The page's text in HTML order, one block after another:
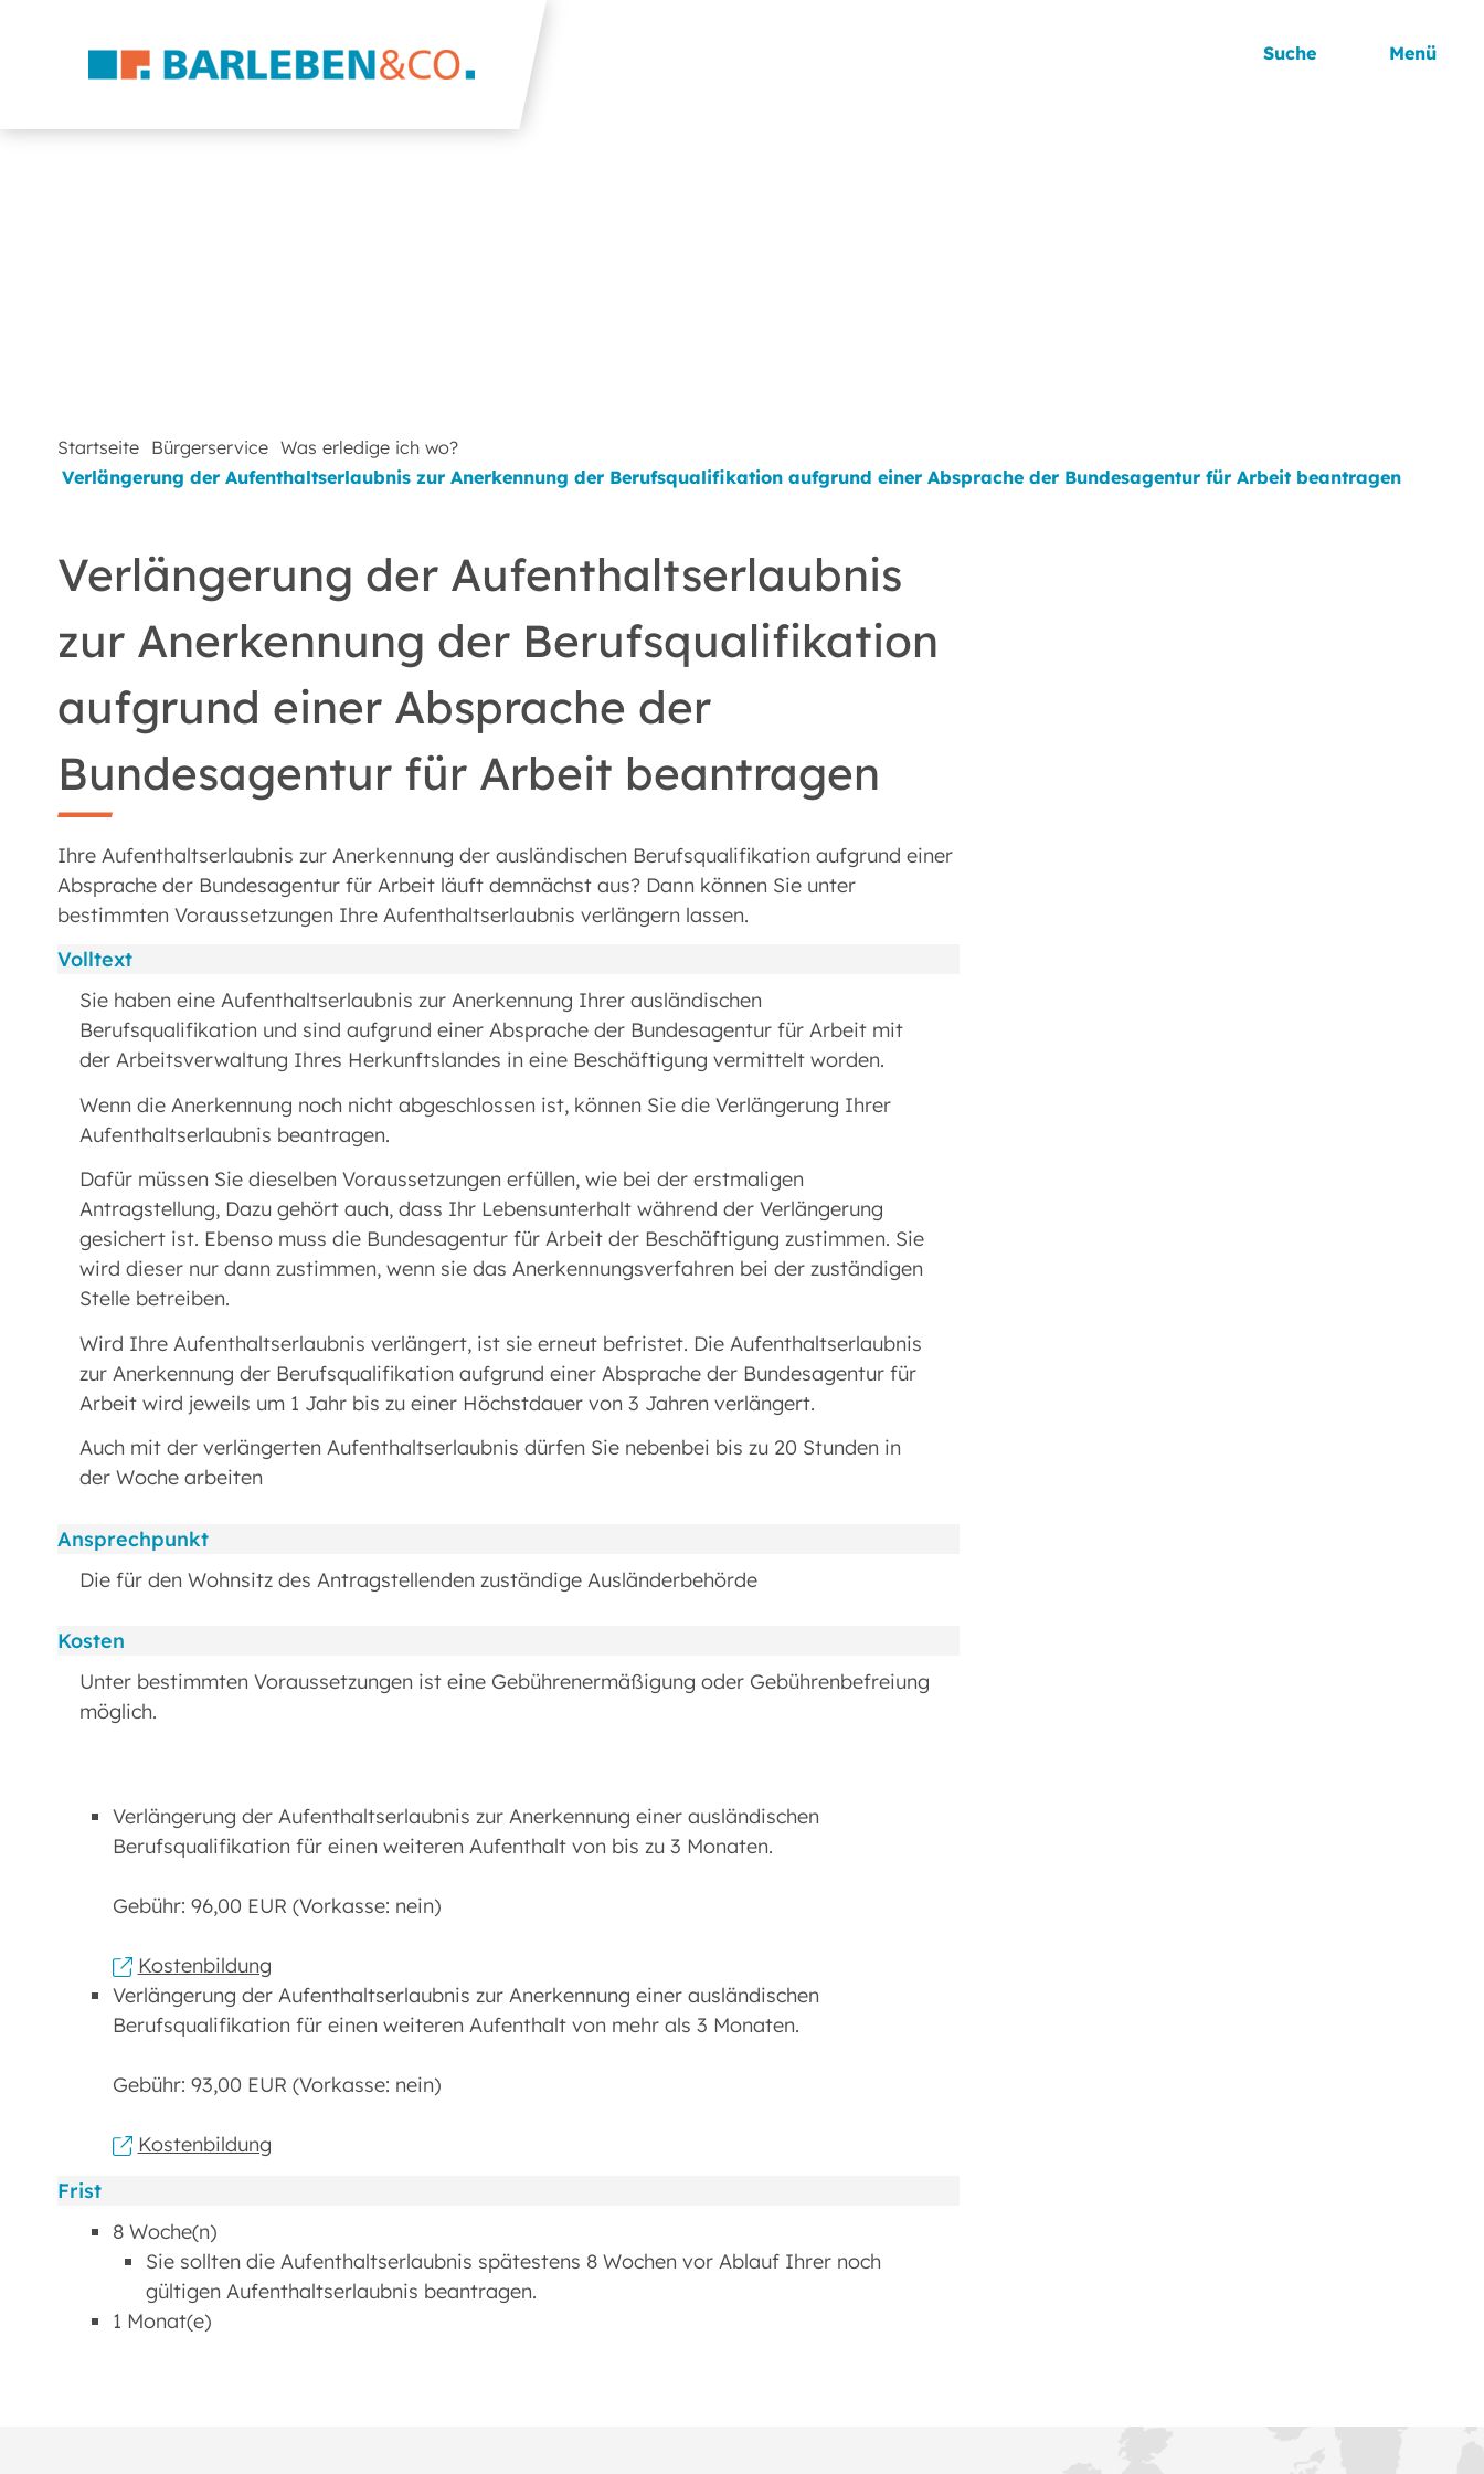
Suche Menü
Startseite Bürgerservice Was erledige ich wo?
Verlängerung der Aufenthaltserlaubnis zur Anerkennung der Berufsqualifikation aufgrund einer Absprache der Bundesagentur für Arbeit beantragen
Verlängerung der Aufenthaltserlaubnis
zur Anerkennung der Berufsqualifikation
aufgrund einer Absprache der
Bundesagentur für Arbeit beantragen
Ihre Aufenthaltserlaubnis zur Anerkennung der ausländischen Berufsqualifikation aufgrund einer
Absprache der Bundesagentur für Arbeit läuft demnächst aus? Dann können Sie unter
bestimmten Voraussetzungen Ihre Aufenthaltserlaubnis verlängern lassen.
Volltext
Sie haben eine Aufenthaltserlaubnis zur Anerkennung Ihrer ausländischen
Berufsqualifikation und sind aufgrund einer Absprache der Bundesagentur für Arbeit mit
der Arbeitsverwaltung Ihres Herkunftslandes in eine Beschäftigung vermittelt worden.
Wenn die Anerkennung noch nicht abgeschlossen ist, können Sie die Verlängerung Ihrer
Aufenthaltserlaubnis beantragen.
Dafür müssen Sie dieselben Voraussetzungen erfüllen, wie bei der erstmaligen
Antragstellung, Dazu gehört auch, dass Ihr Lebensunterhalt während der Verlängerung
gesichert ist. Ebenso muss die Bundesagentur für Arbeit der Beschäftigung zustimmen. Sie
wird dieser nur dann zustimmen, wenn sie das Anerkennungsverfahren bei der zuständigen
Stelle betreiben.
Wird Ihre Aufenthaltserlaubnis verlängert, ist sie erneut befristet. Die Aufenthaltserlaubnis
zur Anerkennung der Berufsqualifikation aufgrund einer Absprache der Bundesagentur für
Arbeit wird jeweils um 1 Jahr bis zu einer Höchstdauer von 3 Jahren verlängert.
Auch mit der verlängerten Aufenthaltserlaubnis dürfen Sie nebenbei bis zu 20 Stunden in
der Woche arbeiten
Ansprechpunkt
Die für den Wohnsitz des Antragstellenden zuständige Ausländerbehörde
Kosten
Unter bestimmten Voraussetzungen ist eine Gebührenermäßigung oder Gebührenbefreiung
möglich.
Verlängerung der Aufenthaltserlaubnis zur Anerkennung einer ausländischen
Berufsqualifikation für einen weiteren Aufenthalt von bis zu 3 Monaten.
Gebühr: 96,00 EUR (Vorkasse: nein)
Kostenbildung
Verlängerung der Aufenthaltserlaubnis zur Anerkennung einer ausländischen
Berufsqualifikation für einen weiteren Aufenthalt von mehr als 3 Monaten.
Gebühr: 93,00 EUR (Vorkasse: nein)
Kostenbildung
Frist
8 Woche(n)
Sie sollten die Aufenthaltserlaubnis spätestens 8 Wochen vor Ablauf Ihrer noch
gültigen Aufenthaltserlaubnis beantragen.
1 Monat(e)